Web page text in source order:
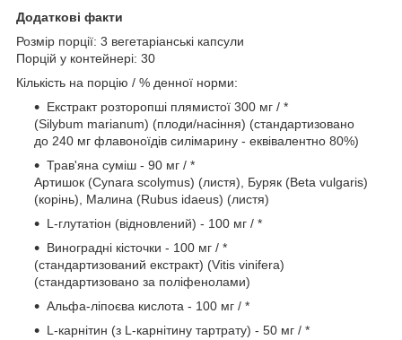
Додаткові факти
Розмір порції: 3 вегетаріанські капсули
Порцій у контейнері: 30
Кількість на порцію / % денної норми:
Екстракт розторопші плямистої 300 мг / *
(Silybum marianum) (плоди/насіння) (стандартизовано
до 240 мг флавоноїдів силімарину - еквівалентно 80%)
Трав'яна суміш - 90 мг / *
Артишок (Cynara scolymus) (листя), Буряк (Beta vulgaris)
(корінь), Малина (Rubus idaeus) (листя)
L-глутатіон (відновлений) - 100 мг / *
Виноградні кісточки - 100 мг / *
(стандартизований екстракт) (Vitis vinifera)
(стандартизовано за поліфенолами)
Альфа-ліпоєва кислота - 100 мг / *
L-карнітин (з L-карнітину тартрату) - 50 мг / *